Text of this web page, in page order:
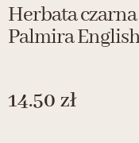
Herbata
Palmira
14.50 zł